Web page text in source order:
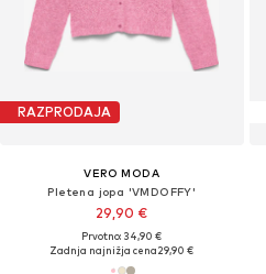
RAZPRODAJA
VERO MODA
Pletena jopa 'VMDOFFY'
29,90 €
Prvotno: 34,90 €
Zadnja najnižja cena29,90 €